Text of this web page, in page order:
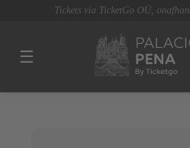
Tickets via TicketGo OÜ,
☰